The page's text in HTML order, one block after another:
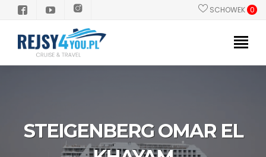
SCHOWEK 0
STATKISTEIGENBERG OMAR EL